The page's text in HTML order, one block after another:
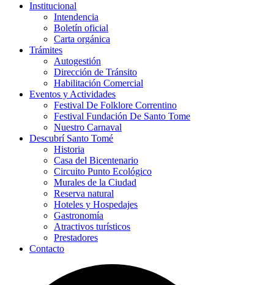
Institucional
Intendencia
Boletín oficial
Carta orgánica
Trámites
Autogestión
Dirección de Tránsito
Habilitación Comercial
Eventos y Actividades
Festival De Folklore Correntino
Festival Fundación De Santo Tome
Nuestro Carnaval
Descubrí Santo Tomé
Historia
Casa del Bicentenario
Circuito Punto Ecológico
Murales de la Ciudad
Reserva natural
Hoteles y Hospedajes
Gastronomía
Atractivos turísticos
Prestadores
Contacto